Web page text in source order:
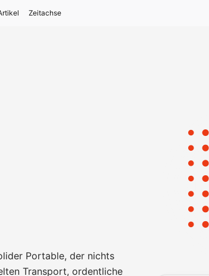
Zeitachse
Portable, der nichts
Transport, ordentliche